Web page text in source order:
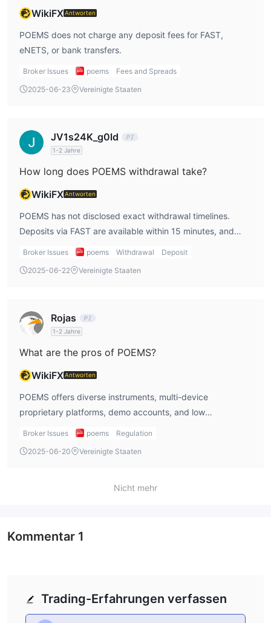
POEMS bietet derzeit Promotionen an, bei denen Sie Cashback
erhalten, wenn Sie in ausgewählte Nikko AM ETFs über den
Share Builders Plan investieren, sowie eine S$68 Cash-
Promotionen haben spezifische Berechtigungszeiträume und
Bedingungen.
WikiFXAntworten
POEMS does not charge any deposit fees for FAST,
eNETS, or bank transfers.
Broker Issues poems
Fees and Spreads
2025-06-23
Vereinigte Staaten
JV1s24K_g0ld
1-2 Jahre
How long does POEMS withdrawal take?
WikiFXAntworten
POEMS has not disclosed exact withdrawal timelines.
Deposits via FAST are available within 15 minutes, and
bank transfers are credited by the next working day if
Broker Issues poems Withdrawal
Deposit
2025-06-22
Vereinigte Staaten
Rojas
1-2 Jahre
What are the pros of POEMS?
WikiFXAntworten
POEMS offers diverse instruments, multi-device
proprietary platforms, demo accounts, and low
commission or zero fees on certain products.
Broker Issues poems
Regulation
2025-06-20
Vereinigte Staaten
Nicht mehr
Trading-Erfahrungen verfassen
Kommentar 1